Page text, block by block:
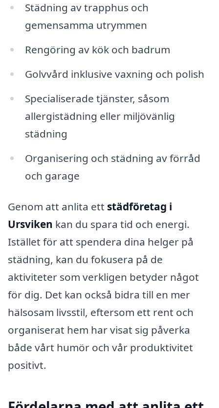
Städning av trapphus och
gemensamma utrymmen
Rengöring av kök och badrum
Golvvård inklusive vaxning och polish
Specialiserade tjänster, såsom
allergistädning eller miljövänlig
städning
Organisering och städning av förråd
och garage
Genom att anlita ett städföretag i
Ursviken kan du spara tid och energi.
Istället för att spendera dina helger på
städning, kan du fokusera på de
aktiviteter som verkligen betyder något
för dig. Det kan också bidra till en mer
hälsosam livsstil, eftersom ett rent och
organiserat hem har visat sig påverka
både vårt humör och vår produktivitet
positivt.